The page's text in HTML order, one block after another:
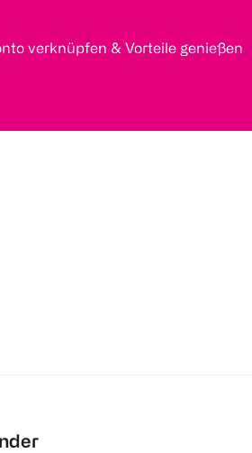
verknüpfen & Vorteile genießen